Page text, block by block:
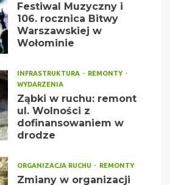
Festiwal Muzyczny i
106. rocznica Bitwy
Warszawskiej w
Wołominie
INFRASTRUKTURA
REMONTY
WYDARZENIA
Ząbki w ruchu: remont
ul. Wolności z
dofinansowaniem w
drodze
ORGANIZACJA RUCHU REMONTY
Zmiany w organizacji